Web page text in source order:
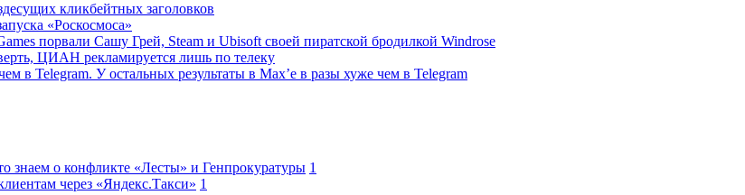
кликбейтных заголовков
«Роскосмоса»
порвали Сашу Грей, Steam и Ubisoft своей пиратской бродилкой Windrose
ЦИАН рекламируется лишь по телеку
в Telegram. У остальных результаты в Max’е в разы хуже чем в Telegram
знаем о конфликте «Лесты» и Генпрокуратуры 1
через «Яндекс.Такси» 1